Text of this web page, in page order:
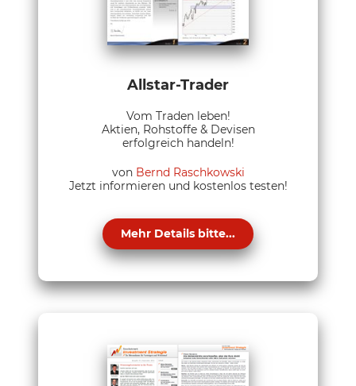
Allstar-Trader
Vom Traden leben!
Aktien, Rohstoffe & Devisen
erfolgreich handeln!
von Bernd Raschkowski
Jetzt informieren und kostenlos testen!
Mehr Details bitte...